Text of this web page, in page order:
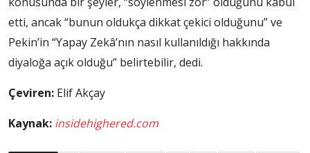
etti, ancak “bunun oldukça dikkat çekici olduğunu” ve
Pekin’in “Yapay Zekâ’nın nasıl kullanıldığı hakkında
diyaloğa açık olduğu” belirtebilir, dedi.
Çeviren: Elif Akçay
Kaynak: insidehighered.com